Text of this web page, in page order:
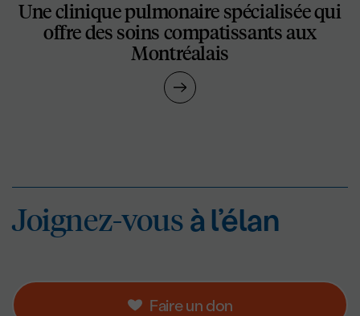
Une clinique pulmonaire spécialisée qui
offre des soins compatissants aux
Montréalais
Faire un don
Joignez-vousà
Joignez-vousà l’élan